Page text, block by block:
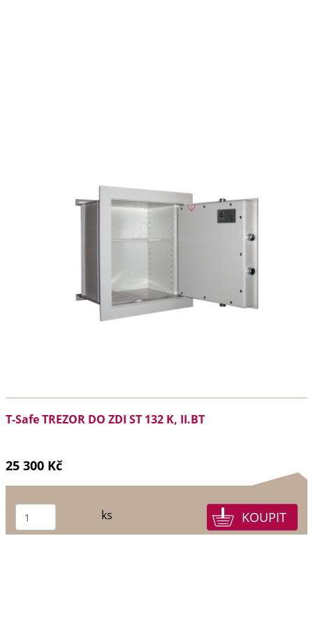
T-Safe TREZOR DO ZDI ST 132 K, II.BT
25 300 Kč
ks